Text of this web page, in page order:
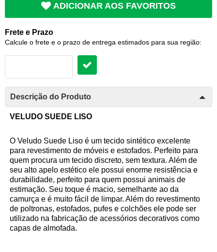
ADICIONAR AOS FAVORITOS
Frete e Prazo
Calcule o frete e o prazo de entrega estimados para sua região:
Descrição do Produto
VELUDO SUEDE LISO
O Veludo Suede Liso é um tecido sintético excelente
para revestimento de móveis e estofados. Perfeito para
quem procura um tecido discreto, sem textura. Além de
seu alto apelo estético ele possui enorme resistência e
durabilidade, perfeito para quem possui animais de
estimação. Seu toque é macio, semelhante ao da
camurça e é muito fácil de limpar. Além do revestimento
de poltronas, estofados, pufes e colchões ele pode ser
utilizado na fabricação de acessórios decorativos como
capas de almofada.